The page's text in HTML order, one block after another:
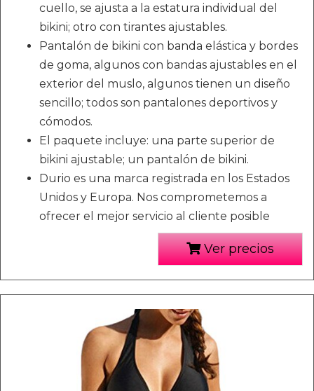
cuello, se ajusta a la estatura individual del
bikini; otro con tirantes ajustables.
Pantalón de bikini con banda elástica y bordes
de goma, algunos con bandas ajustables en el
exterior del muslo, algunos tienen un diseño
sencillo; todos son pantalones deportivos y
cómodos.
El paquete incluye: una parte superior de
bikini ajustable; un pantalón de bikini.
Durio es una marca registrada en los Estados
Unidos y Europa. Nos comprometemos a
ofrecer el mejor servicio al cliente posible
Ver precios